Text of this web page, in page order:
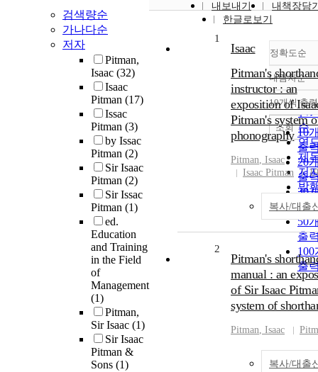
검색량순
가나다순
저자
Pitman,
Isaac (32)
Isaac
Pitman (17)
Issac
Pitman (3)
by Issac
Pitman (2)
Sir Isaac
Pitman (2)
Sir Issac
Pitman (1)
ed.
Education
and Training
in the Field
of
Management
(1)
Pitman,
Sir Isaac (1)
Sir Isaac
Pitman &
Sons (1)
내보내기
내책장담
한글로보기
정확도순
정
순
인
순
연
제
저
발
관
내림차순
내
10개씩 출력
10
출
20
출
30
출
50
출
출
조회
1
Isaac
Pitman's
instructor : an
exposition of
Pitman's system
phonography
Pitman, Isaac
Isaac Pitman
복사/대출
2
Pitman's
manual : an
of Sir Isaac
system of
Pitman, Isaac
복사/대출